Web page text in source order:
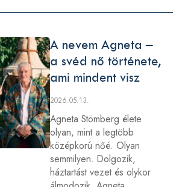
A nevem Agneta –
a svéd nő története,
ami mindent visz
2026.05.13.
Agneta Stömberg élete
olyan, mint a legtöbb
középkorú nőé. Olyan
semmilyen. Dolgozik,
háztartást vezet és olykor